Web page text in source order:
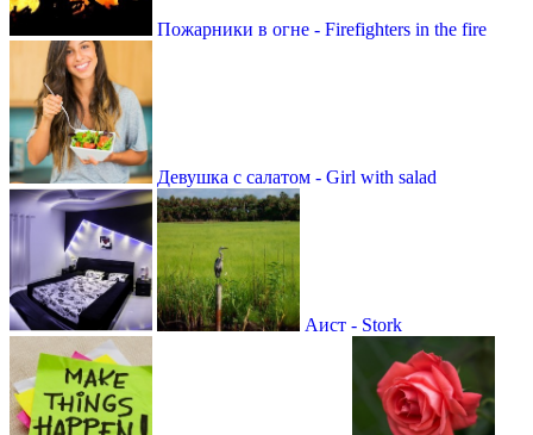
Пожарники в огне - Firefighters in the fire
Девушка с салатом - Girl with salad
Аист - Stork